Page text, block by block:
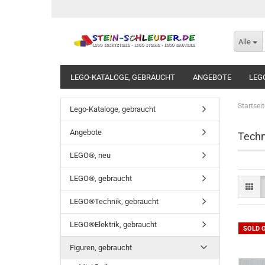
Alle
LEGO-KATALOGE, GEBRAUCHT ANGEBOTE
BAUANLEITUNGEN LEGO STICKERSETS LEGO
SOLD
Lego-Kataloge, gebraucht
Angebote
LEGO®, neu
LEGO®, gebraucht
LEGO®Technik, gebraucht
LEGO®Elektrik, gebraucht
Figuren, gebraucht